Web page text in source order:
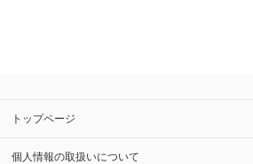
トップページ
個人情報の取扱いについて